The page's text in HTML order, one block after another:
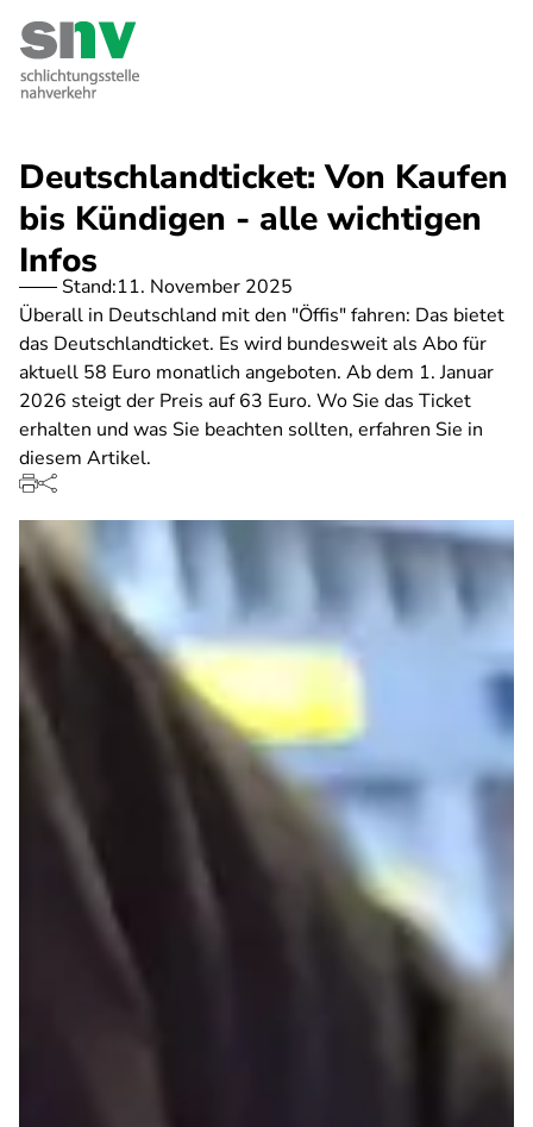
zum
Inhalt
Deutschlandticket: Von Kaufen
bis Kündigen - alle wichtigen
Infos
Stand:11. November 2025
Überall in Deutschland mit den "Öffis" fahren: Das bietet
das Deutschlandticket. Es wird bundesweit als Abo für
aktuell 58 Euro monatlich angeboten. Ab dem 1. Januar
2026 steigt der Preis auf 63 Euro. Wo Sie das Ticket
erhalten und was Sie beachten sollten, erfahren Sie in
diesem Artikel.